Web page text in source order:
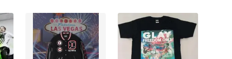
新品
フォグランプ 爆光LED
CSP搭載 360度調整 高耐
久 IP67 FREEDOM正
規 コスパ最強モデル